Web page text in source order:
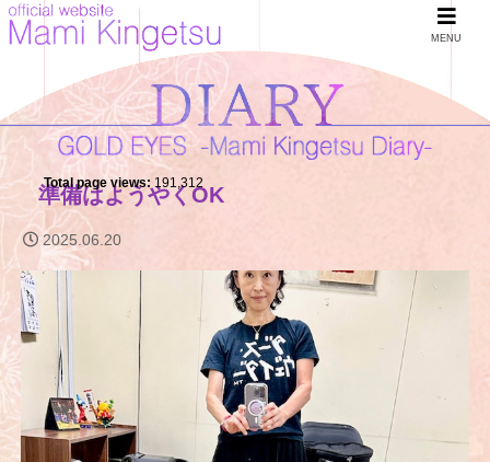
Total page views: 191,312
準備はようやくOK
2025.06.20
MENU